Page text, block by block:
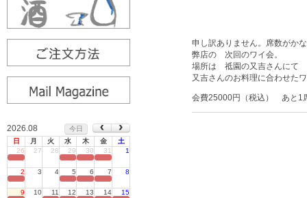
2026.08
今日
日
月 火 水 木 金
土
26
27 28 29 30 31 1
2 3 4 5 6 7 8
9 10 11 12 13 14 15
申し訳ありません。席数が
弊店の 次回のワイ会。
場所は 祗園の又吉さんにて
又吉さんのお料理に合わせた
会費25000円（税込） あと1